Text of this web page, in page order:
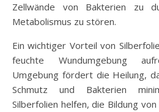
Zellwände von Bakterien zu
Metabolismus zu stören.
Ein wichtiger Vorteil von
feuchte Wundumgebung
Umgebung fördert die Heilung,
Schmutz und Bakterien
Silberfolien helfen, die Bildung